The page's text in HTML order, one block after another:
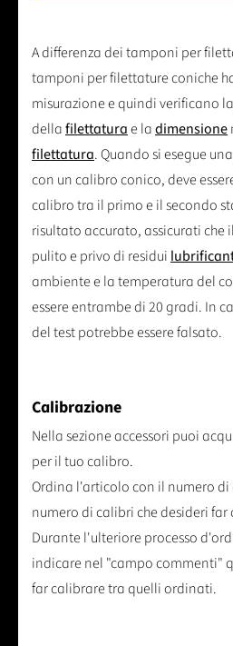
A differenza dei tamponi per
tamponi per filettature coniche
misurazione e quindi verificano la
dellafilettaturae ladimensione
filettatura. Quando si esegue
con un calibro conico, deve
calibro tra il primo e il secondo
risultato accurato, assicurati che
pulito e privo di residui
ambiente e la temperatura del
essere entrambe di 20 gradi. In
del test potrebbe essere falsato.
Calibrazione
Nella sezione accessori puoi
per il tuo calibro.
Ordina l'articolo con il numero di
numero di calibri che desideri far
Durante l'ulteriore processo
indicare nel "campo commenti"
far calibrare tra quelli ordinati.